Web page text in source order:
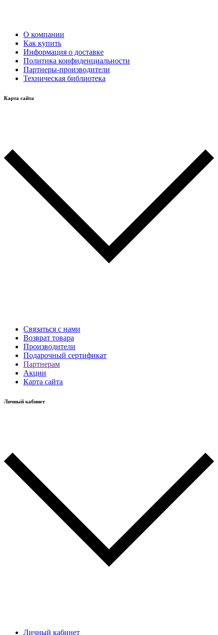
О компании
Как купить
Информация о доставке
Политика конфиденциальности
Партнеры-производители
Техническая библиотека
Карта сайта
Связаться с нами
Возврат товара
Производители
Подарочный сертификат
Партнерам
Акции
Карта сайта
Личный кабинет
Личный кабинет